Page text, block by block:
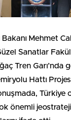
Mehmet
Sanatlar
Tren Garı’nda
Hattı
Türkiye
önemli